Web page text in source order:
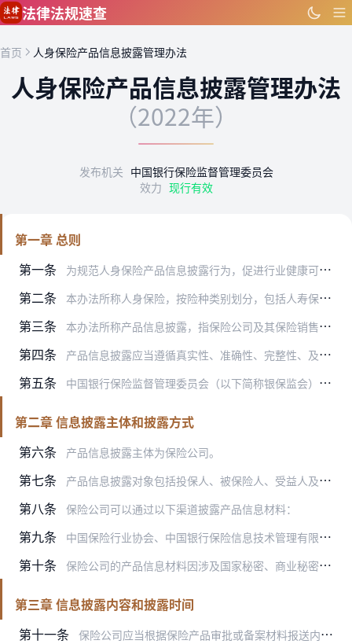
跳到主要内容
法律法规速查
首页 人身保险产品信息披露管理办法
人身保险产品信息披露管理办法
（2022年）
发布机关 中国银行保险监督管理委员会
效力 现行有效
第一章 总则
第一条
为规范人身保险产品信息披露行为，促进行业健康可持续发展，保护投保人、被保险人和受益人的合法权益，根据《中华人民共和国保险法》等法律、行政法规，制定本办法。
第二条 本办法所称人身保险，按险种类别划分，包括人寿保险、年金保险、健康保险、意外伤害保险等；按设计类型划分，包括普通型、分红型、万能型、投资连结型等。按保险期间划分，…
第三条 本办法所称产品信息披露，指保险公司及其保险销售人员、保险中介机构及其从业人员根据法律、行政法规等要求，通过线上或线下等形式，向投保人、被保险人、受益人及社会公众…
第四条 产品信息披露应当遵循真实性、准确性、完整性、及时性原则。保险公司及其保险销售人员、保险中介机构及其从业人员应当准确说明并充分披露与产品相关的信息，无重大遗漏，不…
第五条 中国银行保险监督管理委员会（以下简称银保监会）根据法律、行政法规和国务院授权，对保险公司及其保险销售人员、保险中介机构及其从业人员人身保险产品信息披露行为进行监…
第二章 信息披露主体和披露方式
第六条
产品信息披露主体为保险公司。
第七条 产品信息披露对象包括投保人、被保险人、受益人及社会公众。保险公司应当向社会公众披露其产品信息，接受保险监管部门及社会公众的监督。保险公司及其保险销售人员、保险中…
第八条 保险公司可以通过以下渠道披露产品信息材料：
第九条 中国保险行业协会、中国银行保险信息技术管理有限公司等机构应当积极发挥行业保险产品信息披露的平台作用，为社会公众及保险消费者提供行业保险产品信息查询渠道。
第十条 保险公司的产品信息材料因涉及国家秘密、商业秘密和个人隐私不予披露的，应当有充分的认定依据和完善的保密措施。
第三章 信息披露内容和披露时间
第十一条
保险公司应当根据保险产品审批或备案材料报送内容，披露下列保险产品信息：